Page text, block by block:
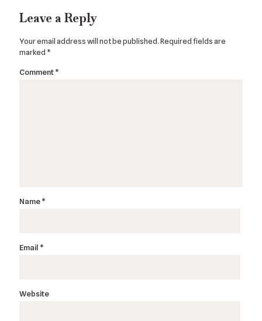
Leave a Reply
Your email address will not be published.Required fields are
marked *
Comment*
Name*
Email *
Website